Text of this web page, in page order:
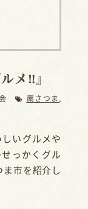
メ‼』
南さつま ,
いグルメや
っかくグル
市を紹介し